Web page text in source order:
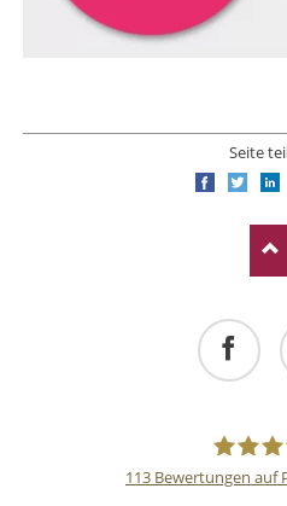
Seite
Facebook
113 Bewertungen auf